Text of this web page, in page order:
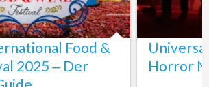
Food &
2025 ‒ Der
Horror